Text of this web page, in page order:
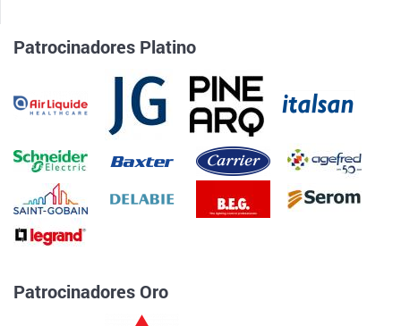
Patrocinadores Platino
Patrocinadores Oro